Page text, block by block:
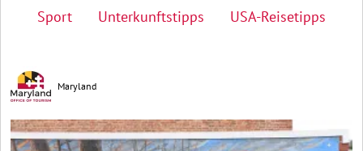
Sport
Unterkunftstipps USA-Reisetipps
Maryland